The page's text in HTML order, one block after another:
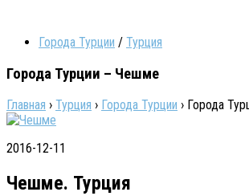
Города Турции / Турция
Города Турции – Чешме
Главная › Турция › Города Турции › Города
2016-12-11
Чешме. Турция